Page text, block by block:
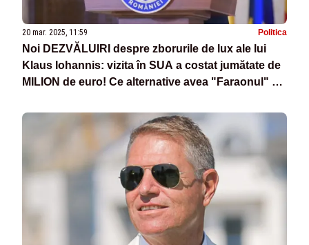
20 mar. 2025, 11:59 Politica
Noi DEZVĂLUIRI despre zborurile de lux ale lui
Klaus Iohannis: vizita în SUA a costat jumătate de
MILION de euro! Ce alternative avea "Faraonul" de